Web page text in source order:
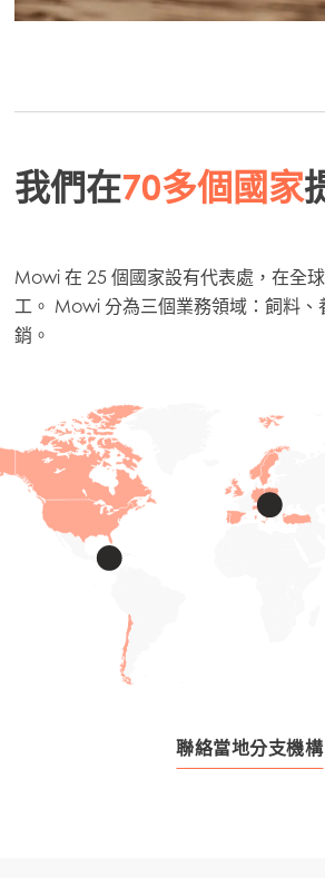
我們在70多個國家
Mowi 在 25 個國家設有代表處，在全
工。 Mowi 分為三個業務領域：飼料、
銷。
聯絡當地分支機構